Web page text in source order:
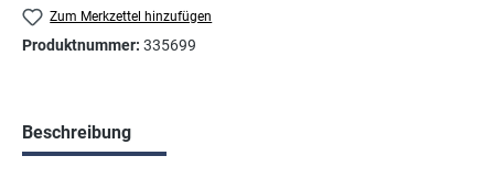
Zum Merkzettel hinzufügen
Produktnummer: 335699
Beschreibung